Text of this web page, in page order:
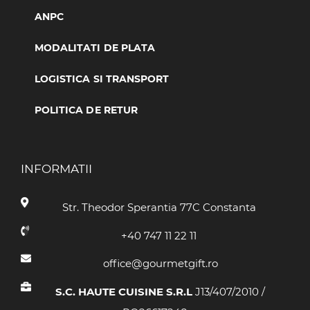
ANPC
MODALITATI DE PLATA
LOGISTICA SI TRANSPORT
POLITICA DE RETUR
INFORMATII
Str. Theodor Sperantia 77C Constanta
+40 747 11 22 11
office@gourmetgift.ro
S.C. HAUTE CUISINE S.R.L J13/407/2010 /